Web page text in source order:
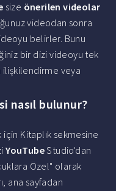
size önerilen videolar
videodan sonra
belirler. Bunu
bir dizi videoyu tek
ilişkilendirme veya
nasıl bulunur?
Kitaplık sekmesine
YouTubeStudio'dan
Özel" olarak
ana sayfadan